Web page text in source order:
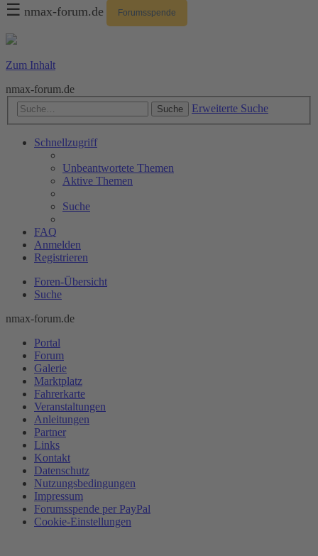
☰ nmax-forum.de Forumsspende
Zum Inhalt
nmax-forum.de
Suche Erweiterte Suche
Schnellzugriff
Unbeantwortete Themen
Aktive Themen
Suche
FAQ
Anmelden
Registrieren
Foren-Übersicht
Suche
nmax-forum.de
Portal
Forum
Galerie
Marktplatz
Fahrerkarte
Veranstaltungen
Anleitungen
Partner
Links
Kontakt
Datenschutz
Nutzungsbedingungen
Impressum
Forumsspende per PayPal
Cookie-Einstellungen